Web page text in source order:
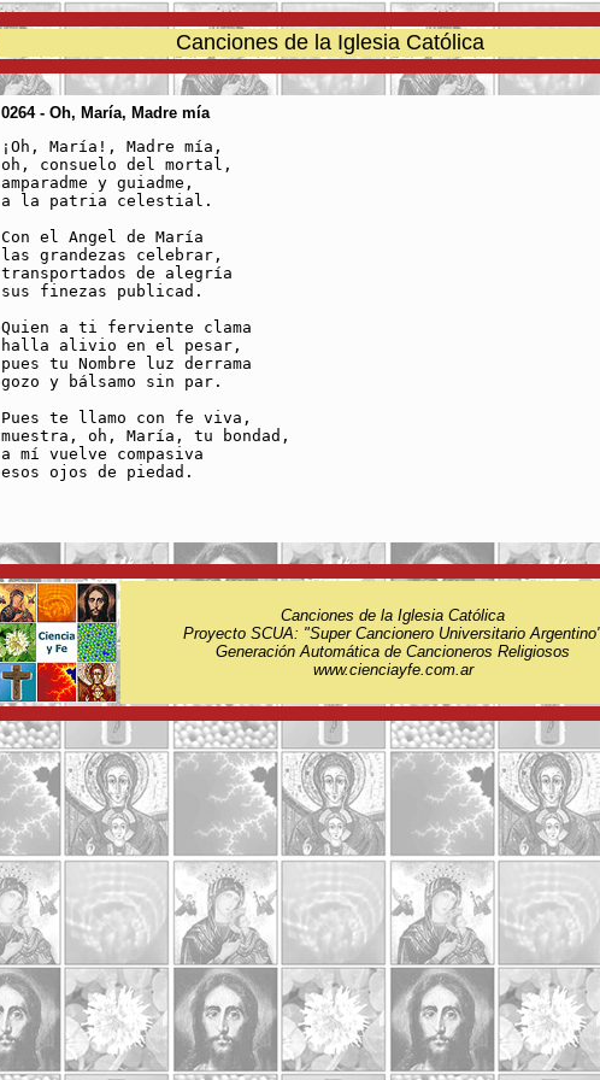
Canciones de la Iglesia Católica
0264 - Oh, María, Madre mía
¡Oh, María!, Madre mía,
oh, consuelo del mortal,
amparadme y guiadme,
a la patria celestial.
Con el Angel de María
las grandezas celebrar,
transportados de alegría
sus finezas publicad.
Quien a ti ferviente clama
halla alivio en el pesar,
pues tu Nombre luz derrama
gozo y bálsamo sin par.
Pues te llamo con fe viva,
muestra, oh, María, tu bondad,
a mí vuelve compasiva
esos ojos de piedad.
Canciones de la Iglesia Católica
Proyecto SCUA: "Super Cancionero Universitario
Generación Automática de Cancioneros Religiosos
www.cienciayfe.com.ar